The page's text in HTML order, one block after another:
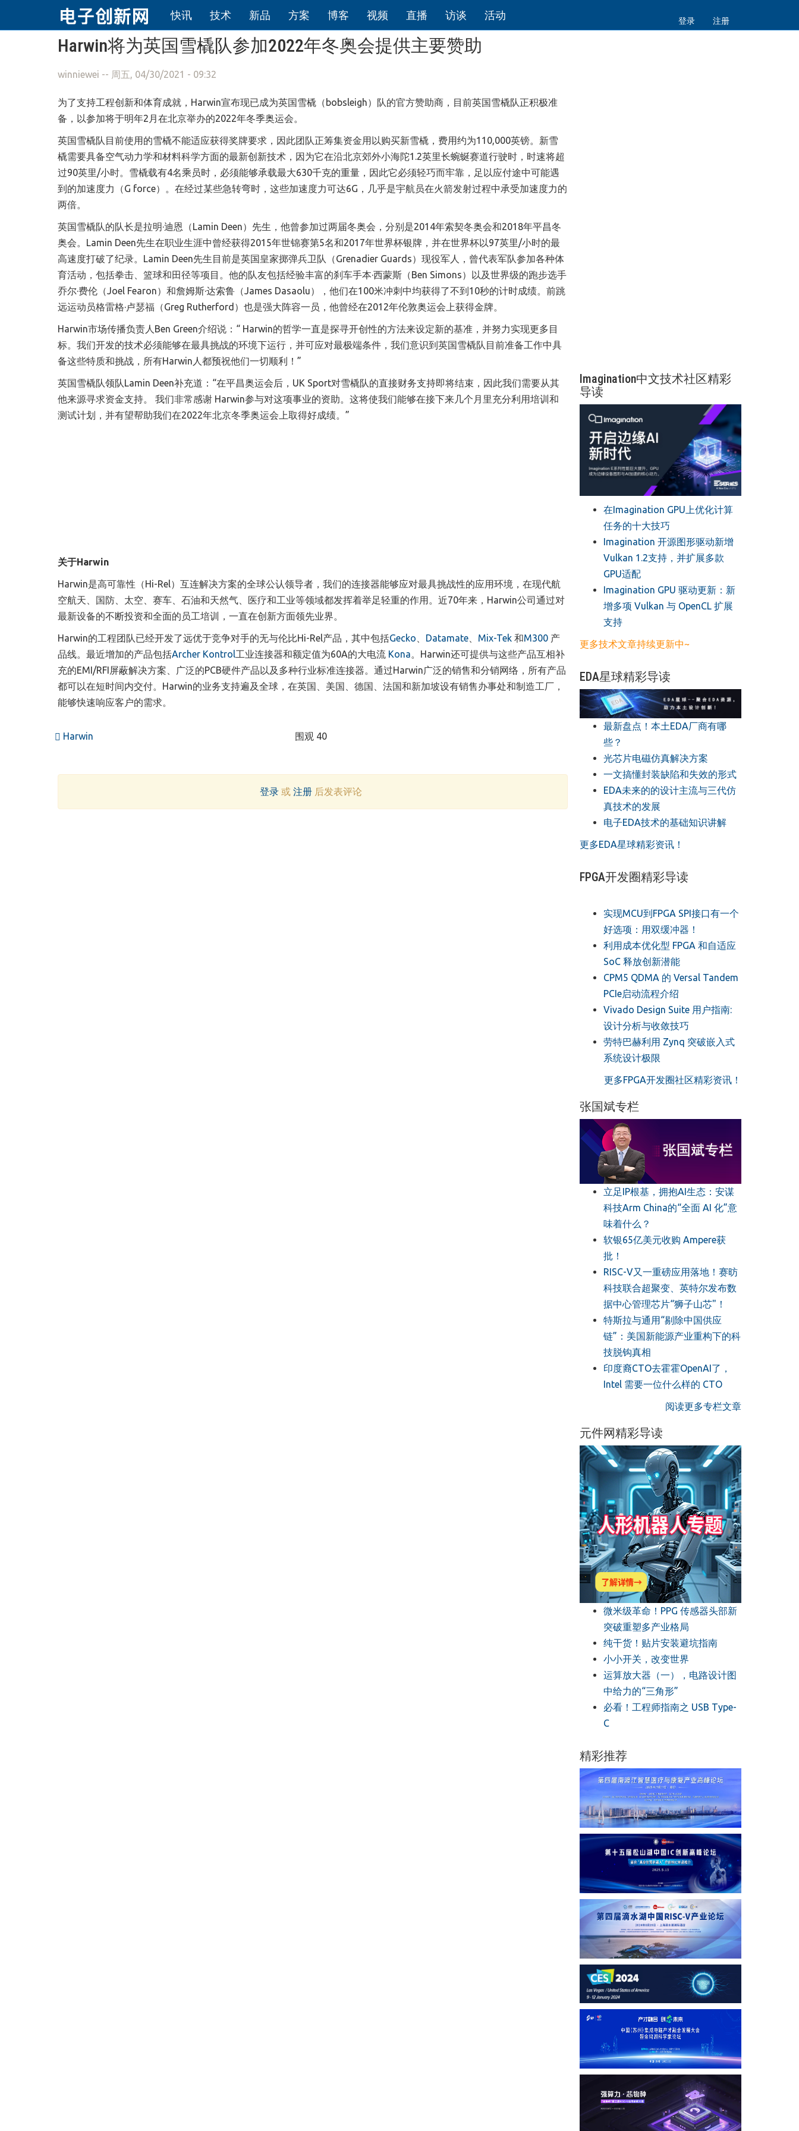
跳转到主要内容
快讯 技术 新品 方案 博客 视频 直播 访谈 活动 登录 注册
Harwin将为英国雪橇队参加2022年冬奥会提供主要赞助
winniewei -- 周五, 04/30/2021 - 09:32
为了支持工程创新和体育成就，Harwin宣布现已成为英国雪橇（bobsleigh）队的官方赞助商，目前英国雪橇队正积极准
备，以参加将于明年2月在北京举办的2022年冬季奥运会。
英国雪橇队目前使用的雪橇不能适应获得奖牌要求，因此团队正筹集资金用以购买新雪橇，费用约为110,000英镑。新雪
橇需要具备空气动力学和材料科学方面的最新创新技术，因为它在沿北京郊外小海陀1.2英里长蜿蜒赛道行驶时，时速将超
过90英里/小时。雪橇载有4名乘员时，必须能够承载最大630千克的重量，因此它必须轻巧而牢靠，足以应付途中可能遇
到的加速度力（G force）。在经过某些急转弯时，这些加速度力可达6G，几乎是宇航员在火箭发射过程中承受加速度力的
两倍。
英国雪橇队的队长是拉明·迪恩（Lamin Deen）先生，他曾参加过两届冬奥会，分别是2014年索契冬奥会和2018年平昌冬
奥会。Lamin Deen先生在职业生涯中曾经获得2015年世锦赛第5名和2017年世界杯银牌，并在世界杯以97英里/小时的最
高速度打破了纪录。Lamin Deen先生目前是英国皇家掷弹兵卫队（Grenadier Guards）现役军人，曾代表军队参加各种体
育活动，包括拳击、篮球和田径等项目。他的队友包括经验丰富的刹车手本·西蒙斯（Ben Simons）以及世界级的跑步选手
乔尔·费伦（Joel Fearon）和詹姆斯·达索鲁（James Dasaolu），他们在100米冲刺中均获得了不到10秒的计时成绩。前跳
远运动员格雷格·卢瑟福（Greg Rutherford）也是强大阵容一员，他曾经在2012年伦敦奥运会上获得金牌。
Harwin市场传播负责人Ben Green介绍说 ：“ Harwin的哲学一直是探寻开创性的方法来设定新的基准，并努力实现更多目
标。我们开发的技术必须能够在最具挑战的环境下运行，并可应对最极端条件，我们意识到英国雪橇队目前准备工作中具
备这些特质和挑战，所有Harwin人都预祝他们一切顺利 ！”
英国雪橇队领队Lamin Deen补充道 ：“在平昌奥运会后，UK Sport对雪橇队的直接财务支持即将结束，因此我们需要从其
他来源寻求资金支持。 我们非常感谢 Harwin参与对这项事业的资助。这将使我们能够在接下来几个月里充分利用培训和
测试计划，并有望帮助我们在2022年北京冬季奥运会上取得好成绩。 ”
关于Harwin
Harwin是高可靠性（Hi-Rel）互连解决方案的全球公认领导者，我们的连接器能够应对最具挑战性的应用环境，在现代航
空航天、国防、太空、赛车、石油和天然气、医疗和工业等领域都发挥着举足轻重的作用。近70年来，Harwin公司通过对
最新设备的不断投资和全面的员工培训，一直在创新方面领先业界。
Harwin的工程团队已经开发了远优于竞争对手的无与伦比Hi-Rel产品，其中包括Gecko Datamate Mix-Tek 和M300 产
品线。最近增加的产品包括Archer Kontrol工业连接器和额定值为60A的大电流 Kona。Harwin还可提供与这些产品互相补
充的EMI/RFI屏蔽解决方案、广泛的PCB硬件产品以及多种行业标准连接器。通过Harwin广泛的销售和分销网络，所有产品
都可以在短时间内交付。Harwin的业务支持遍及全球，在英国、美国、德国、法国和新加坡设有销售办事处和制造工厂，
能够快速响应客户的需求。
Harwin 围观 40
登录 或注册 后发表评论
Imagination中文技术社区精彩
导读
在Imagination GPU上优化计算
任务的十大技巧
​Imagination 开源图形驱动新增
Vulkan 1.2支持，并扩展多款
GPU适配
​Imagination GPU 驱动更新：新
增多项 Vulkan 与 OpenCL 扩展
支持
更多技术文章持续更新中~
EDA星球精彩导读
最新盘点！本土EDA厂商有哪
些？
光芯片电磁仿真解决方案
一文搞懂封装缺陷和失效的形式
EDA未来的的设计主流与三代仿
真技术的发展
电子EDA技术的基础知识讲解
更多EDA星球精彩资讯！
FPGA开发圈精彩导读
实现MCU到FPGA SPI接口有一个
好选项：用双缓冲器！
利用成本优化型 FPGA 和自适应
SoC 释放创新潜能
CPM5 QDMA 的 Versal Tandem
PCIe启动流程介绍
Vivado Design Suite 用户指南:
设计分析与收敛技巧
劳特巴赫利用 Zynq 突破嵌入式
系统设计极限
更多FPGA开发圈社区精彩资讯！
张国斌专栏
立足IP根基，拥抱AI生态：安谋
科技Arm China的“全面 AI 化”意
味着什么？
软银65亿美元收购 Ampere获
批！
RISC-V又一重磅应用落地！赛昉
科技联合超聚变、英特尔发布数
据中心管理芯片“狮子山芯"！
特斯拉与通用“剔除中国供应
链”：美国新能源产业重构下的科
技脱钩真相
印度裔CTO去霍霍OpenAI了，
Intel 需要一位什么样的 CTO
阅读更多专栏文章
元件网精彩导读
微米级革命！PPG 传感器头部新
突破重塑多产业格局
纯干货！贴片安装避坑指南
小小开关，改变世界
运算放大器（一），电路设计图
中给力的“三角形”
必看！工程师指南之 USB Type-
C
精彩推荐